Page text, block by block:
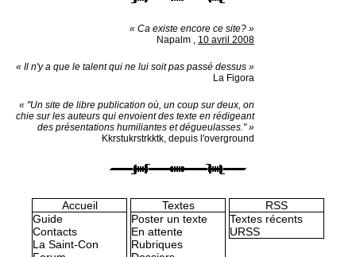
« Ca existe encore ce site? »
Napalm , 10 avril 2008
« Il n'y a que le talent qui ne lui soit pas passé dessus »
La Figora
« "Un site de libre publication où, un coup sur deux, on
chie sur les auteurs qui envoient des texte en rédigeant
des présentations humiliantes et dégueulasses." »
Kkrstukrstrkktk, depuis l'overground
Accueil
Guide
Contacts
La Saint-Con
Textes
Poster un texte
En attente
Rubriques
RSS
Textes récents
URSS